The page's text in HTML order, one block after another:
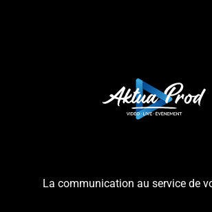
La communication au service de